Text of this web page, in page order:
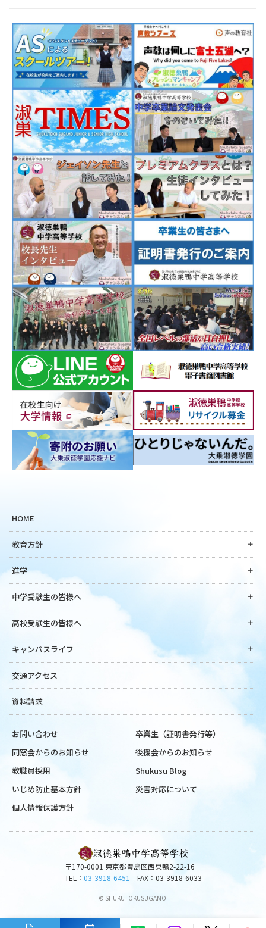
HOME
教育方針
進学
中学受験生の皆様へ
高校受験生の皆様へ
キャンパスライフ
交通アクセス
資料請求
お問い合わせ
卒業生（証明書発行等）
同窓会からのお知らせ
後援会からのお知らせ
教職員採用
Shukusu Blog
いじめ防止基本方針
災害対応について
個人情報保護方針
〒170-0001 東京都豊島区西巣鴨2-22-16
TEL： 03-3918-6451 FAX：03-3918-6033
© SHUKUTOKUSUGAMO.